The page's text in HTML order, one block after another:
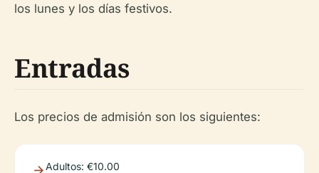
los lunes y los días festivos.
Entradas
Los precios de admisión son los siguientes:
Adultos: €10.00